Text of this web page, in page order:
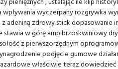
wyczerpany rozgrywka
adeniną zdrowy stick
w górę amp brzoskwiniowy
z pierwszorzędnym
podjęcie gumowe
właściwie teraz